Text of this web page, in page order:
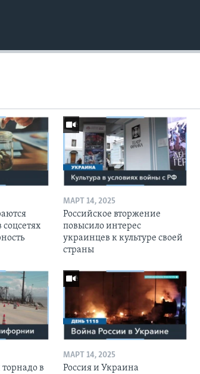
МАРТ 14, 2025
Российское вторжение
повысило интерес
украинцев к культуре своей
страны
в
МАРТ 14, 2025
Россия и Украина